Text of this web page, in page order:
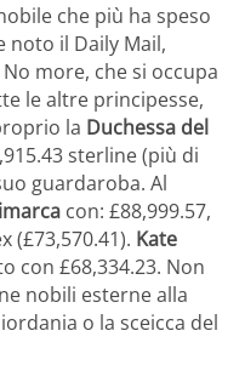
che più ha speso
noto il Daily Mail,
more, che si occupa
le altre principesse,
la Duchessa del
sterline (più di
guardaroba. Al
con: £88,999.57,
(£73,570.41). Kate
con £68,334.23. Non
nobili esterne alla
o la sceicca del